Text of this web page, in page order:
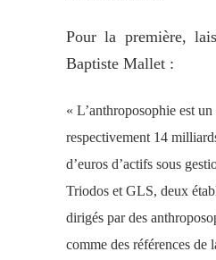
Pour la première,
Baptiste Mallet :
« L’anthroposophie est
respectivement 14
d’euros d’actifs sous
Triodos et GLS, deux
dirigés par des
comme des références de